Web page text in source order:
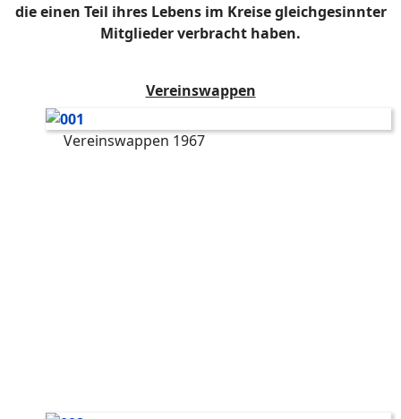
die einen Teil ihres Lebens im Kreise gleichgesinnter
Mitglieder verbracht haben.
Vereinswappen
Vereinswappen 1967